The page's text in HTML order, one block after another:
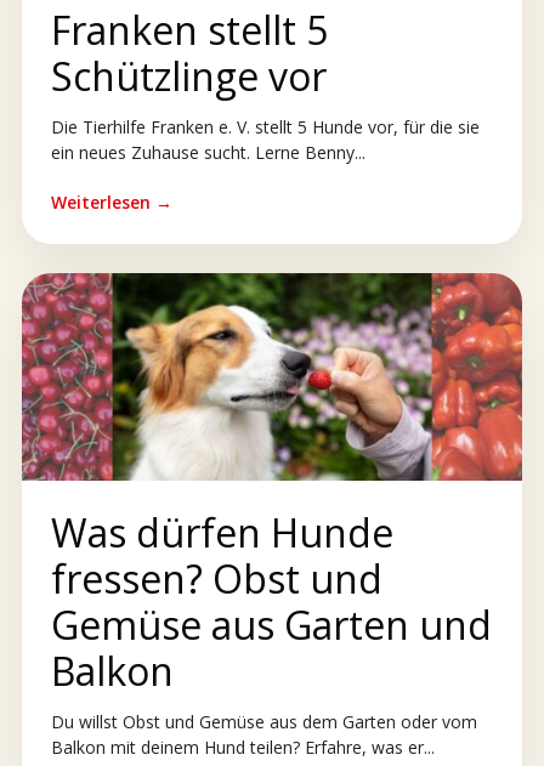
Franken stellt 5
Schützlinge vor
Die Tierhilfe Franken e. V. stellt 5 Hunde vor, für die sie
ein neues Zuhause sucht. Lerne Benny...
Weiterlesen →
Was dürfen Hunde
fressen? Obst und
Gemüse aus Garten und
Balkon
Du willst Obst und Gemüse aus dem Garten oder vom
Balkon mit deinem Hund teilen? Erfahre, was er...